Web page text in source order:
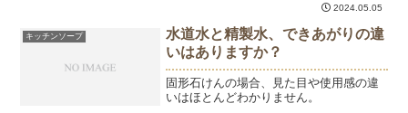
2024.05.05
キッチンソープ
水道水と精製水、できあがりの違
いはありますか？
固形石けんの場合、見た目や使用感の違
いはほとんどわかりません。